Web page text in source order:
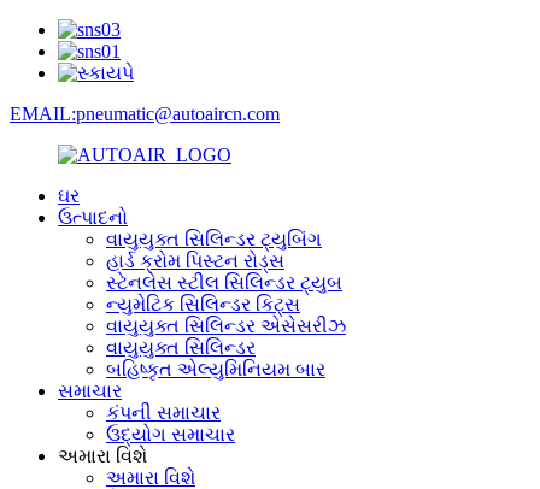
EMAIL:pneumatic@autoaircn.com
ઘર
ઉત્પાદનો
વાયુયુક્ત સિલિન્ડર ટ્યુબિંગ
હાર્ડ ક્રોમ પિસ્ટન રોડ્સ
સ્ટેનલેસ સ્ટીલ સિલિન્ડર ટ્યુબ
ન્યુમેટિક સિલિન્ડર કિટ્સ
વાયુયુક્ત સિલિન્ડર એસેસરીઝ
વાયુયુક્ત સિલિન્ડર
બહિષ્કૃત એલ્યુમિનિયમ બાર
સમાચાર
કંપની સમાચાર
ઉદ્યોગ સમાચાર
અમારા વિશે
અમારા વિશે